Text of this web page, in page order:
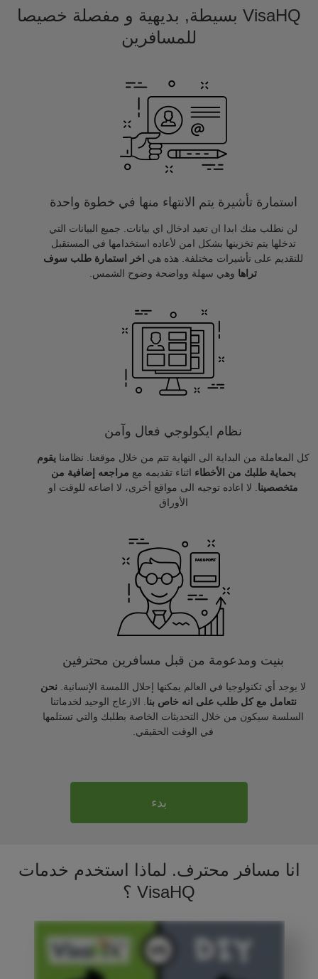
VisaHQ بسيطة, بديهية و مفصلة خصيصا
للمسافرين
استمارة تأشيرة يتم الانتهاء منها في خطوة واحدة
لن نطلب منك ابدا ان تعيد ادخال اي بيانات. جميع البيانات التي
تدخلها يتم تخزينها بشكل امن لأعاده استخدامها في المستقبل
للتقديم على تأشيرات مختلفة. هذه هي
اخر استمارة طلب سوف
تراها وهي سهلة وواضحة وضوح الشمس.
نظام ايكولوجي فعال وآمن
كل المعاملة من البداية الى النهاية تتم من خلال موقعنا. نظامنا يقوم
بحماية طلبك من الأخطاء اثناء تقديمه مع مراجعه إضافية من
متخصصينا . لا اعاده توجيه الى مواقع أخرى، لا اضاعه للوقت او
الأوراق
بنيت ومدعومة من قبل مسافرين محترفين
لا يوجد أي تكنولوجيا في العالم يمكنها إحلال اللمسة الإنسانية. نحن
نتعامل مع كل طلب على انه خاص بنا . الازعاج الوحيد لخدماتنا
السلسة سيكون من خلال التحديثات الخاصة بطلبك والتي تستلمها
في الوقت الحقيقي.
بدء
انا مسافر محترف. لماذا استخدم خدمات
VisaHQ ؟